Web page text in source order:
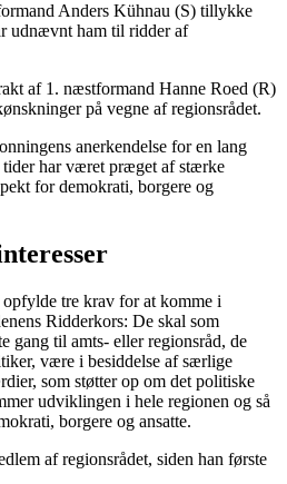
Anders Kühnau (S) tillykke
udnævnt ham til ridder af
af 1. næstformand Hanne Roed (R)
på vegne af regionsrådet.
anerkendelse for en lang
har været præget af stærke
for demokrati, borgere og
tre krav for at komme i
Ridderkors: De skal som
gang til amts- eller regionsråd, de
være i besiddelse af særlige
som støtter op om det politiske
udviklingen i hele regionen og så
borgere og ansatte.
af regionsrådet, siden han første